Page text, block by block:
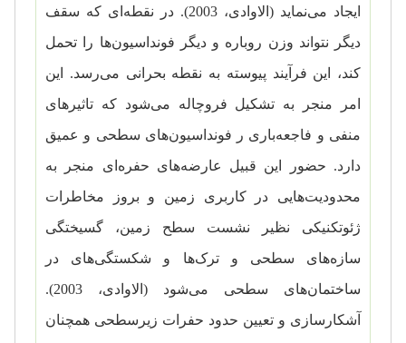
ایجاد می‌نماید (الاوادی، 2003). در نقطه‌ای که سقف
دیگر نتواند وزن روباره و دیگر فونداسیون‌ها را تحمل
کند، این فرآیند پیوسته به نقطه بحرانی می‌رسد. این
امر منجر به تشکیل فروچاله می‌شود که تاثیرهای
منفی و فاجعه‌باری ر فونداسیون‌های سطحی و عمیق
دارد. حضور این قبیل عارضه‌های حفره‌ای منجر به
محدودیت‌هایی در کاربری زمین و بروز مخاطرات
ژئوتکنیکی نظیر نشست سطح زمین، گسیختگی
سازه‌های سطحی و ترک‌ها و شکستگی‌های در
ساختمان‌های سطحی می‌شود (الاوادی، 2003).
آشکارسازی و تعیین حدود حفرات زیرسطحی همچنان